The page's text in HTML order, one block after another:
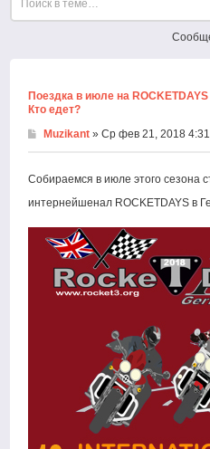
Поездка в июле на
Кто едет?
Muzikant » Ср фев 21, 2018
Собираемся в июле этого сезона
интернейшенал ROCKETDAYS в